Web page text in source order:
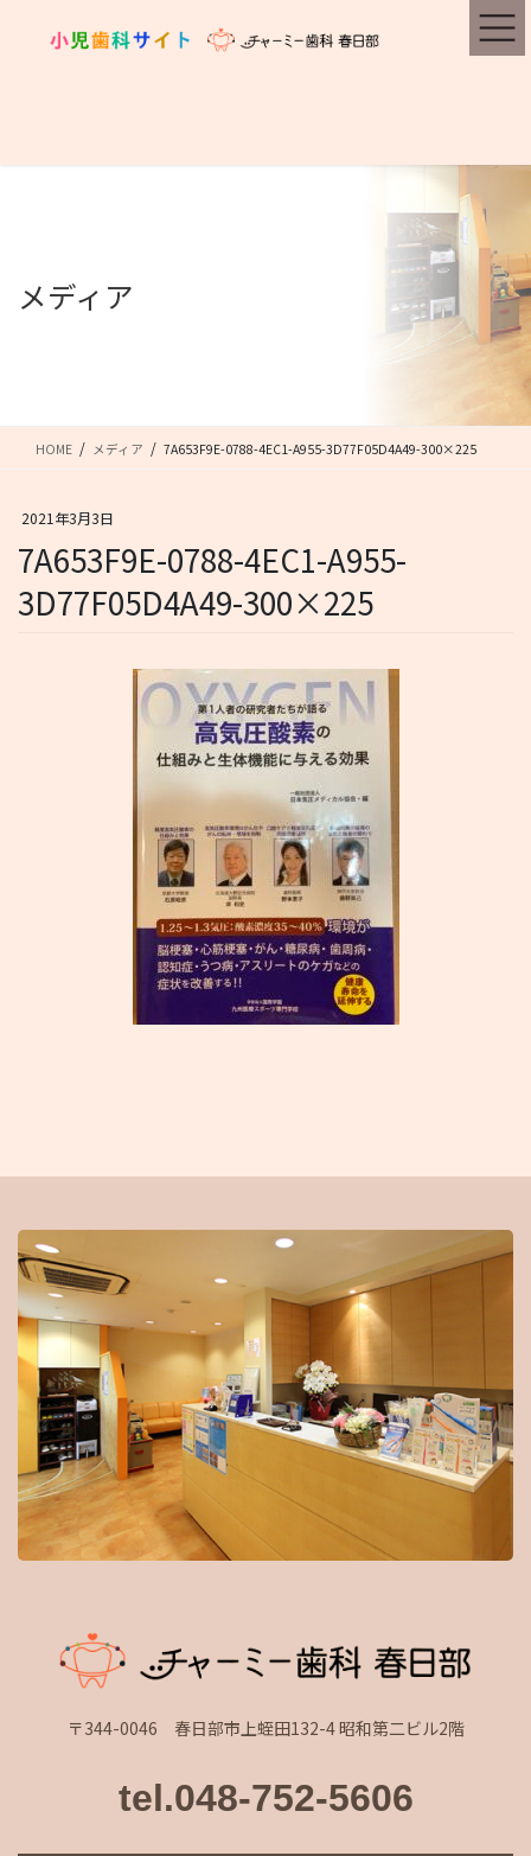
メディア
HOME メディア 7A653F9E-0788-4EC1-A955-3D77F05D4A49-300×225
2021年3月3日
7A653F9E-0788-4EC1-A955-
3D77F05D4A49-300×225
〒344-0046 春日部市上蛭田132-4 昭和第二ビル2階
tel.048-752-5606